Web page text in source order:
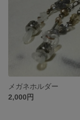
メガネホルダー
2,000円